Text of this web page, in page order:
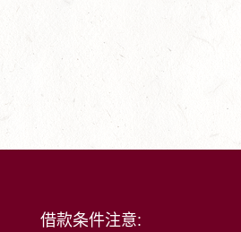
借款条件注意: